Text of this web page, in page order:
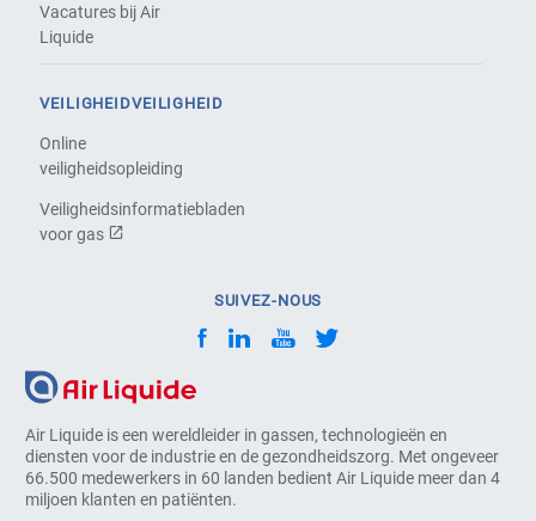
Air Liquide is een wereldleider in gassen, technologieën en
diensten voor de industrie en de gezondheidszorg. Met ongeveer
66.500 medewerkers in 60 landen bedient Air Liquide meer dan 4
miljoen klanten en patiënten.
Vacatures bij Air
Liquide
VEILIGHEIDVEILIGHEID
Online
veiligheidsopleiding
Veiligheidsinformatiebladen
voor gas
SUIVEZ-NOUS